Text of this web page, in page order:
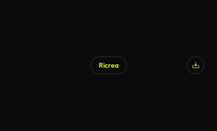
Ricrea